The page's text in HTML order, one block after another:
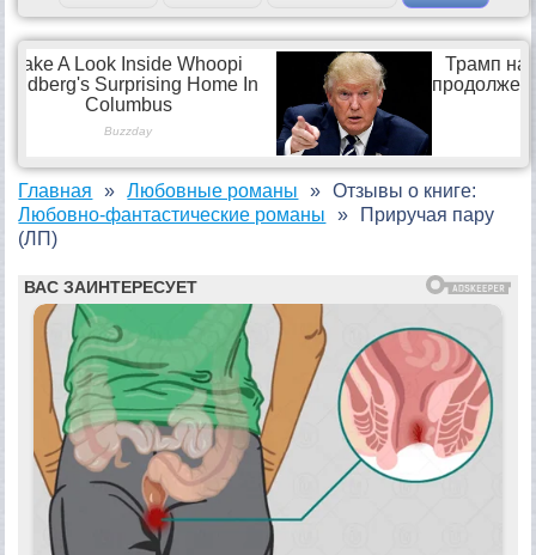
Главная
Любовные романы
Любовно-фантастические романы
Отзывы о книге:
Приручая пару
(ЛП)